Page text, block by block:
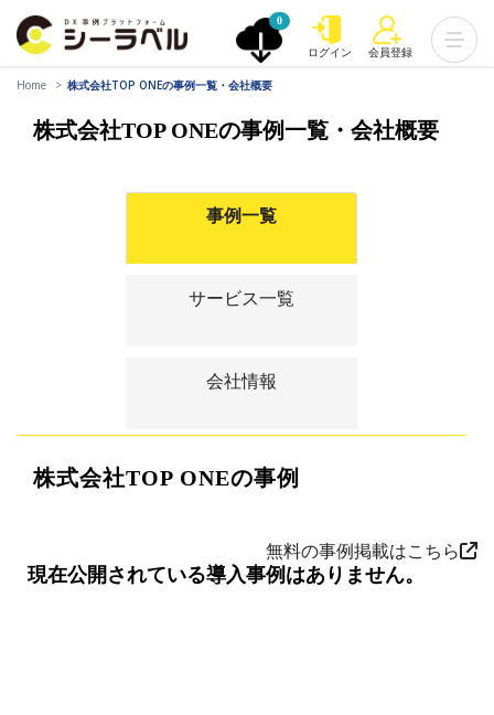
0
ログイン 会員登録
Home 株式会社TOP ONEの事例一覧・会社概要
株式会社TOP ONEの事例一覧・会社概要
事例一覧
サービス一覧
会社情報
株式会社TOP ONEの事例
無料の事例掲載はこちら
現在公開されている導入事例はありません。